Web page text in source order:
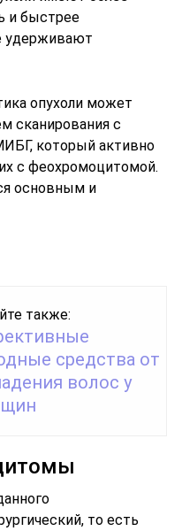
и быстрее
удерживают
опухоли может
сканирования с
который активно
с феохромоцитомой.
основным и
также:
средства от
волос у
то есть